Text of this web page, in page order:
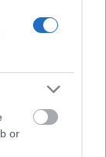
or
játszik és
az egyik
Botos
a
az